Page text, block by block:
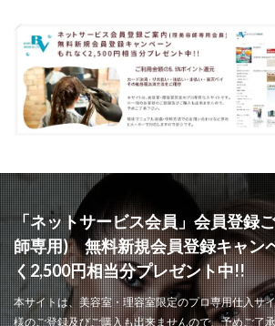
「ネットサービス会員」会員登
師専用) 無料新規会員登録キャ
く2,500円相当分プレゼント中!!
本サイトは、美容室・理容室限定のプロ専用仕入サ
様のご登録及びご購入も出来ませんので、予めご了